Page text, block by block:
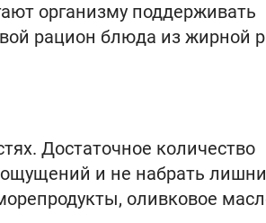
организму поддерживать
рацион блюда из жирной
Достаточное количество
ощущений и не набрать
оливковое